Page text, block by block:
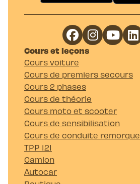
Cours et leçons
Cours voiture
Cours de premiers secours
Cours 2 phases
Cours de théorie
Cours moto et scooter
Cours de sensibilisation
Cours de conduite remorque
TPP 121
Camion
Autocar